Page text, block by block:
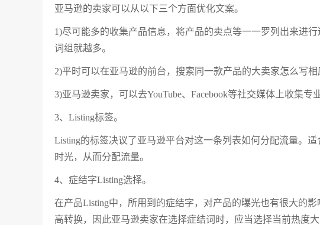
亚马逊的卖家可以从以下三个方面优化文案。
1)尽可能多的收集产品信息，将产品的卖点等一一罗列出来进
词组就越多。
2)平时可以在亚马逊的前台，搜索同一款产品的大卖家怎么写
3)亚马逊卖家，可以去YouTube、Facebook等社交媒体上收集专
3、Listing标签。
Listing的标签决议了亚马逊平台对这一条列表如何分配流量。
时光，从而分配流量。
4、症结字Listing选择。
在产品Listing中，所用到的症结字，对产品的曝光也有很大的
高转换，因此亚马逊卖家在选择症结词时，应当选择当前热度大